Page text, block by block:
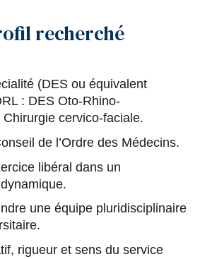
recherché
(DES ou équivalent
: DES Oto-Rhino-
cervico-faciale.
de l’Ordre des Médecins.
libéral dans un
une équipe pluridisciplinaire
rigueur et sens du service